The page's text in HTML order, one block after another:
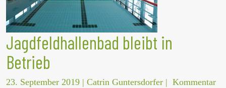
Jagdfeldhallenbad bleibt in
Betrieb
23. September 2019 | Catrin Guntersdorfer | Kommentar